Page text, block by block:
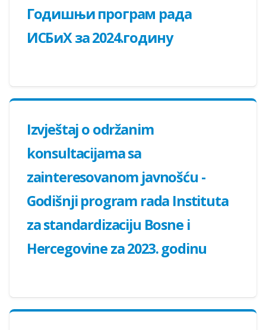
Годишњи програм рада
ИСБиХ за 2024.годину
Izvještaj o održanim
konsultacijama sa
zainteresovanom javnošću -
Godišnji program rada Instituta
za standardizaciju Bosne i
Hercegovine za 2023. godinu